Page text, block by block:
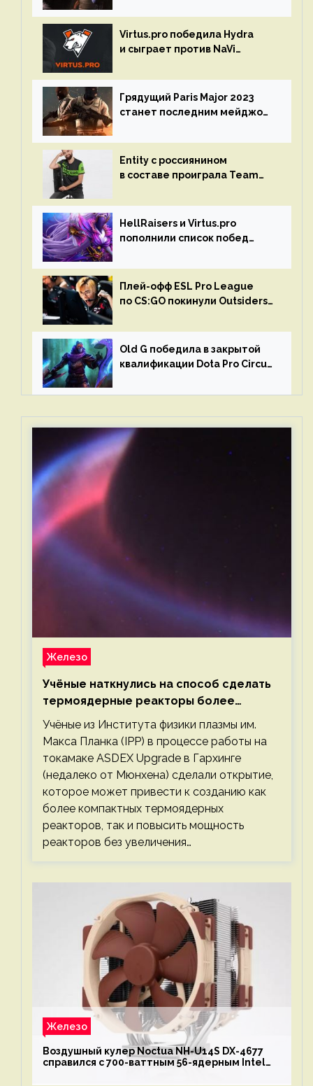
Virtus.pro победила Hydra
и сыграет против NaVi
Грядущий Paris Major 2023
станет последним мейджор-
Entity с россиянином
в составе проиграла Team
HellRaisers и Virtus.pro
пополнили список побед
Плей-офф ESL Pro League
по CS:GO покинули Outsiders
Old G победила в закрытой
квалификации Dota Pro Circuit
Железо
Учёные наткнулись на способ сделать
термоядерные реакторы более
компактными или мощными
Учёные из Института физики плазмы им.
Макса Планка (IPP) в процессе работы на
токамаке ASDEX Upgrade в Гархинге
(недалеко от Мюнхена) сделали открытие,
которое может привести к созданию как
более компактных термоядерных
реакторов, так и повысить мощность
реакторов без увеличения…
Железо
Воздушный кулер Noctua NH-U14S DX-4677
справился с 700-ваттным 56-ядерным Intel